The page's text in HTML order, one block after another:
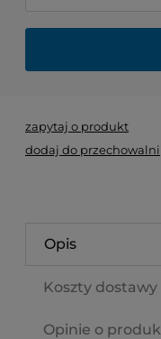
zapytaj o produkt
dodaj do przechowalni
Opis
Koszty dostawy
Opinie o